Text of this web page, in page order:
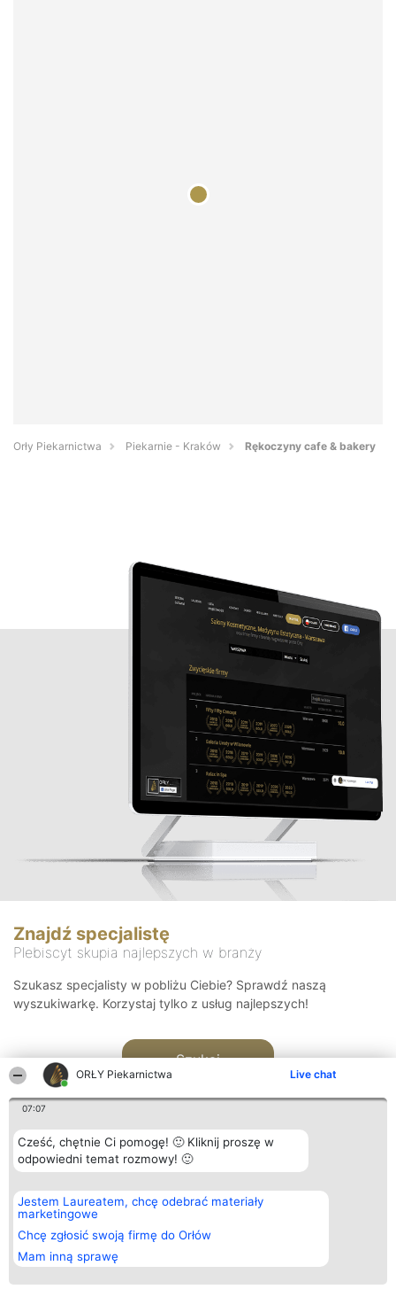
ORŁY Piekarnictwa Live chat
07:07
Cześć, chętnie Ci pomogę! 🙂 Kliknij proszę w
odpowiedni temat rozmowy! 🙂
Jestem Laureatem, chcę odebrać materiały
marketingowe
Chcę zgłosić swoją firmę do Orłów
Mam inną sprawę
Orły Piekarnictwa Piekarnie - Kraków Rękoczyny cafe & bakery
Znajdź specjalistę
Plebiscyt skupia najlepszych w branży
Szukasz specjalisty w pobliżu Ciebie? Sprawdź naszą
wyszukiwarkę. Korzystaj tylko z usług najlepszych!
Szukaj
Organizator plebiscytu
Bright Side Solutions sp. z o.
o. sp. k.
ul. Ruska 22
Wrocław 50-079
KRS 0000749100 | Regon
381313360 | NIP 8943132676
Plebiscyt
Laureaci
wszystkich
Laureatów
Regulamin
Kontakt
Kontakt